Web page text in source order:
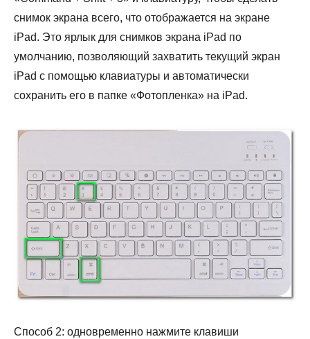
снимок экрана всего, что отображается на экране
iPad. Это ярлык для снимков экрана iPad по
умолчанию, позволяющий захватить текущий экран
iPad с помощью клавиатуры и автоматически
сохранить его в папке «Фотопленка» на iPad.
Способ 2: одновременно нажмите клавиши